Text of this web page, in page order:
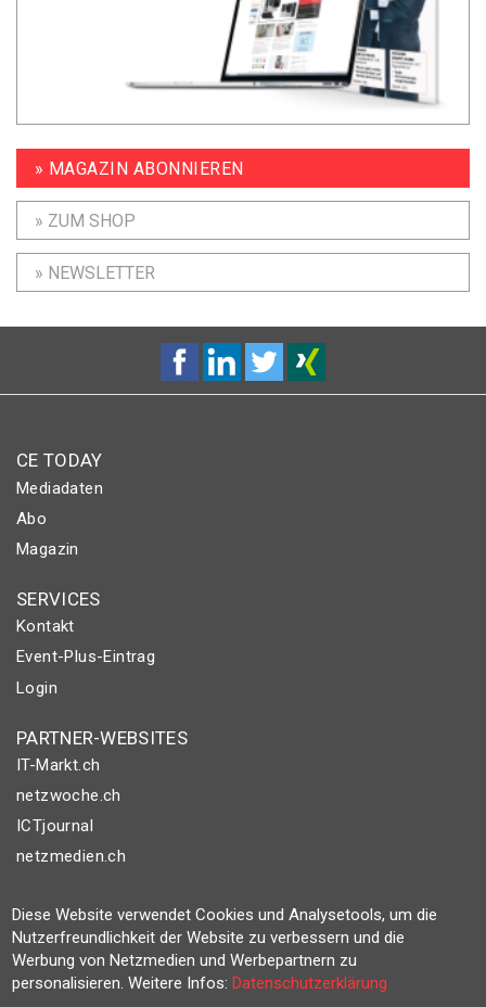
» MAGAZIN ABONNIEREN
» ZUM SHOP
» NEWSLETTER
CE TODAY
Mediadaten
Abo
Magazin
SERVICES
Kontakt
Event-Plus-Eintrag
Login
PARTNER-WEBSITES
IT-Markt.ch
netzwoche.ch
ICTjournal
netzmedien.ch
© NETZMEDIEN AG 2026
Impressum
AGB
Nutzungsbestimmungen
Diese Website verwendet Cookies und Analysetools, um die
Nutzerfreundlichkeit der Website zu verbessern und die
Werbung von Netzmedien und Werbepartnern zu
personalisieren. Weitere Infos:Datenschutzerklärung